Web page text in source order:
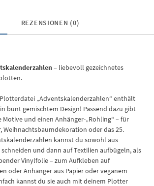
REZENSIONEN (0)
– liebevoll gezeichnetes
„Adventskalenderzahlen“ enthält
bunt gemischtem Design! Passend dazu gibt
Motive und einen Anhänger-„Rohling“ – für
Weihnachtsbaumdekoration oder das 25.
kannst du sowohl aus
und dann auf Textilien aufbügeln, als
Vinylfolie – zum Aufkleben auf
oder Anhänger aus Papier oder veganem
kannst du sie auch mit deinem Plotter